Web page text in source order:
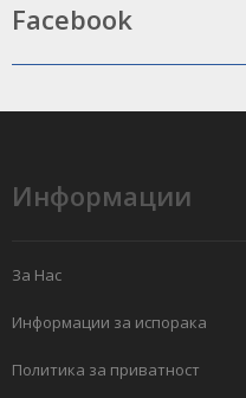
Facebook
Информации
За Нас
Информации за испорака
Политика за приватност